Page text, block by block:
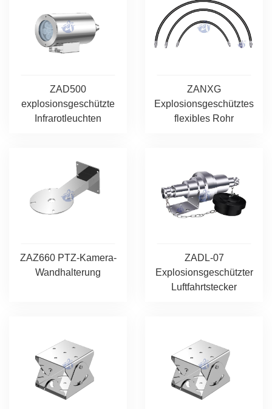
ZAD500
explosionsgeschützte
Infrarotleuchten
ZANXG
Explosionsgeschütztes
flexibles Rohr
ZAZ660 PTZ-Kamera-
Wandhalterung
ZADL-07
Explosionsgeschützter
Luftfahrtstecker